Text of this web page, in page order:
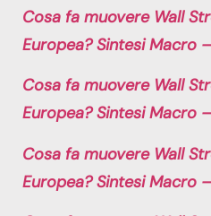
Cosa fa muovere Wall
Europea? Sintesi Macro
Cosa fa muovere Wall
Europea? Sintesi Macro
Cosa fa muovere Wall
Europea? Sintesi Macro